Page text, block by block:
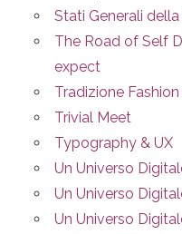
Stati Generali
The Road of Self
expect
Tradizione
Trivial Meet
Typography & UX
Un Universo
Un Universo
Un Universo